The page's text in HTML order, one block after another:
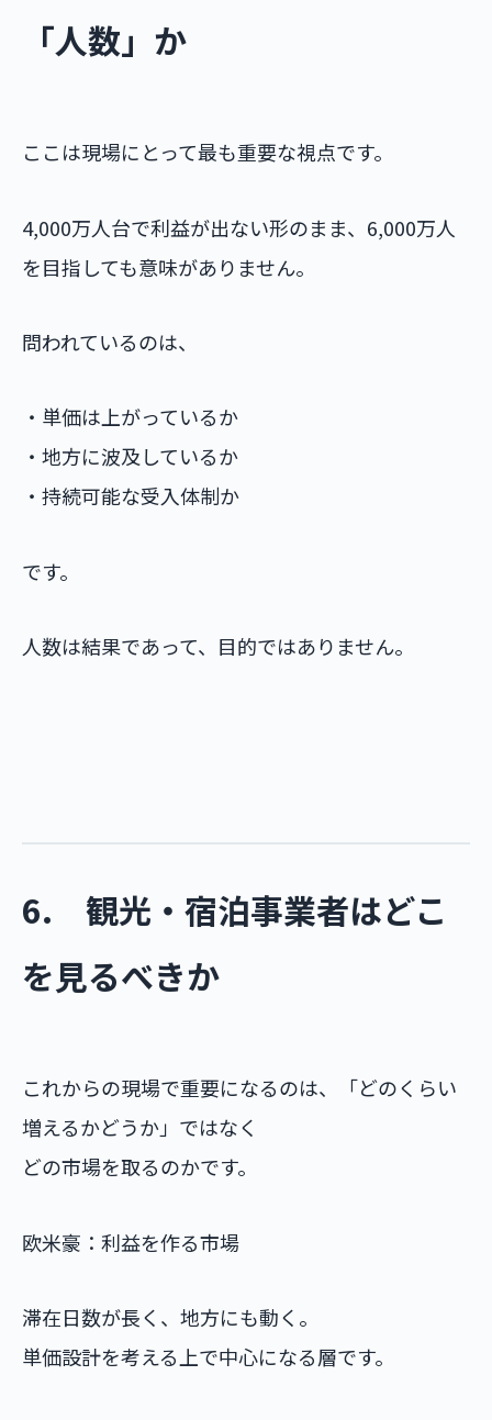
「人数」か
ここは現場にとって最も重要な視点です。
4,000万人台で利益が出ない形のまま、6,000万人
を目指しても意味がありません。
問われているのは、
・単価は上がっているか
・地方に波及しているか
・持続可能な受入体制か
です。
人数は結果であって、目的ではありません。
6. 観光・宿泊事業者はどこ
を見るべきか
これからの現場で重要になるのは、「どのくらい
増えるかどうか」ではなく
どの市場を取るのかです。
欧米豪：利益を作る市場
滞在日数が長く、地方にも動く。
単価設計を考える上で中心になる層です。